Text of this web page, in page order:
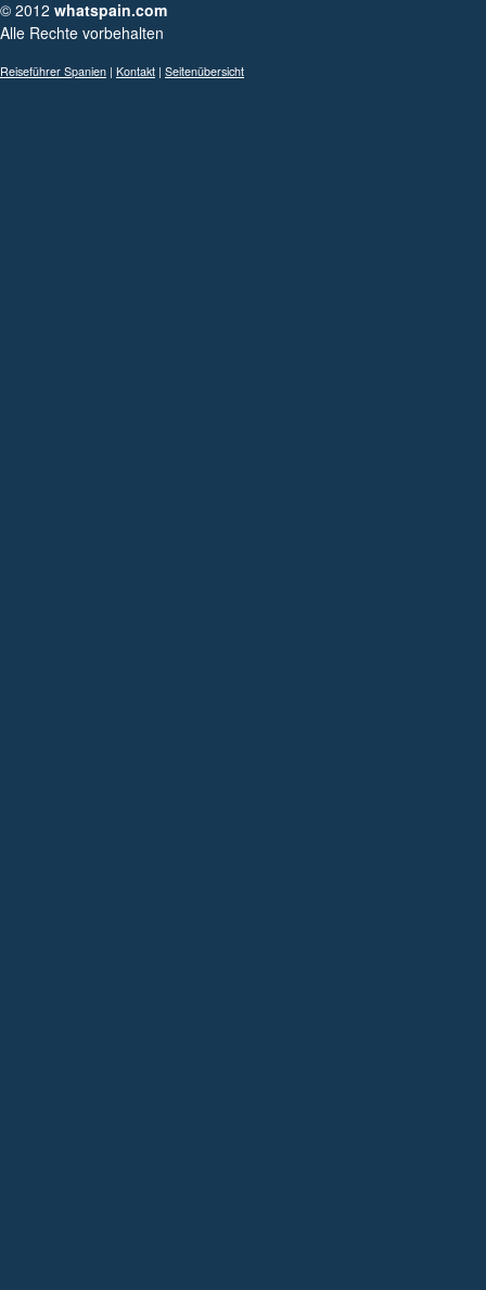
© 2012 whatspain.com
Alle Rechte vorbehalten
Reiseführer Spanien | Kontakt | Seitenübersicht